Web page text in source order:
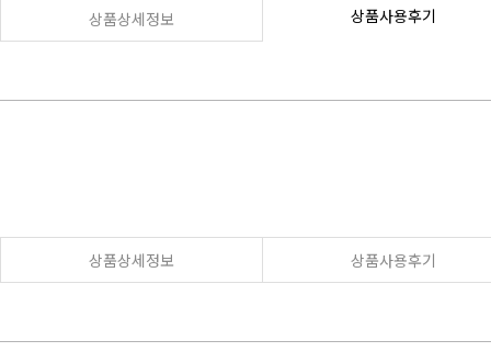
상품상세정보 상품사용후기
상품상세정보 상품사용후기